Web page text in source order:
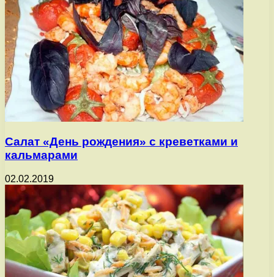
Салат «День рождения» с креветками и
кальмарами
02.02.2019